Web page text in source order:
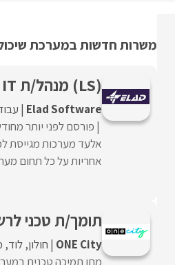
משרות חדשות במערכת
(LS) מנהל/ת IT
Elad Software
פורסם לפני יותר
אחריות על כל תחום
תומך/ת טכני
ONE City חולון לוד
מתן תמיכה טכנית